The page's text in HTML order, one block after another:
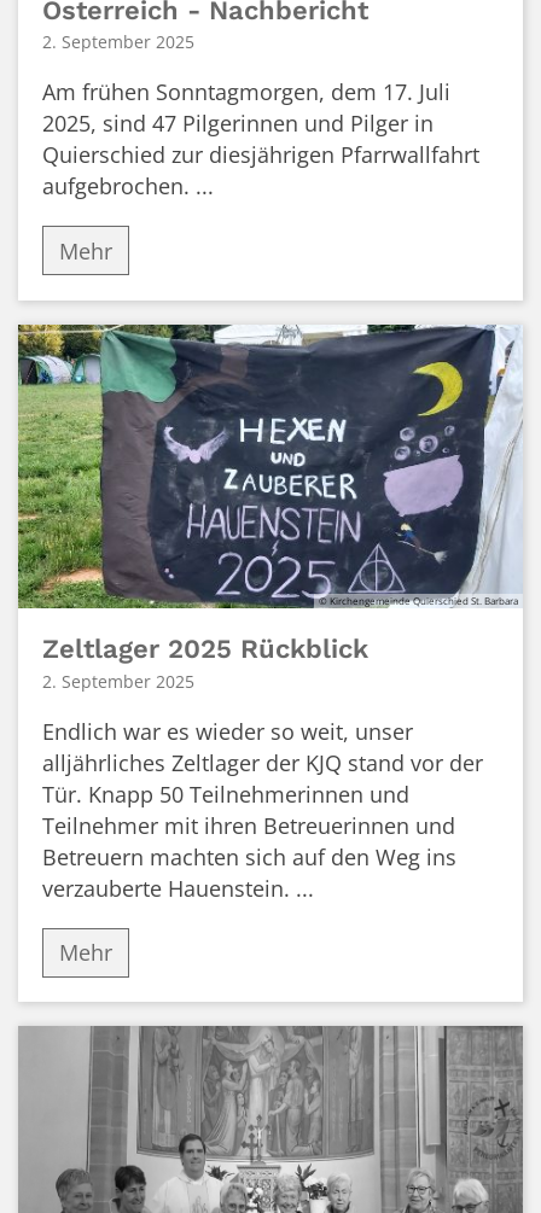
Österreich - Nachbericht
2. September 2025
Am frühen Sonntagmorgen, dem 17. Juli
2025, sind 47 Pilgerinnen und Pilger in
Quierschied zur diesjährigen Pfarrwallfahrt
aufgebrochen. ...
Mehr
© Kirchengemeinde Quierschied St. Barbara
Zeltlager 2025 Rückblick
2. September 2025
Endlich war es wieder so weit, unser
alljährliches Zeltlager der KJQ stand vor der
Tür. Knapp 50 Teilnehmerinnen und
Teilnehmer mit ihren Betreuerinnen und
Betreuern machten sich auf den Weg ins
verzauberte Hauenstein. ...
Mehr